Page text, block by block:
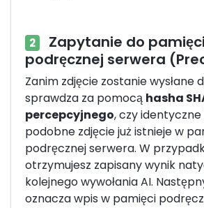
2
Zapytanie do pamięci
podręcznej serwera
Zanim zdjęcie zostanie wysłane
sprawdza za pomocą hasha
percepcyjnego, czy
podobne zdjęcie już istnieje w
podręcznej serwera. W
otrzymujesz zapisany wynik
kolejnego wywołania AI.
oznacza wpis w pamięci